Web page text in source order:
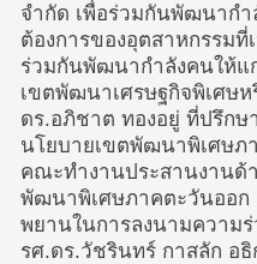
จำกัด เพื่อร่วมกันพัฒนาก
ต้องการของอุตสาหกรรมที่
ร่วมกันพัฒนากำลังคนให้แ
เขตพัฒนาเศรษฐกิจพิเศษ
ดร.อภิชาต ทองอยู่ ที่ปรึกษ
นโยบายเขตพัฒนาพิเศษภ
คณะทำงานประสานงานด้
พัฒนาพิเศษภาคตะวันออก
พยานในการลงนามความ
รศ.ดร.วัชรินทร์ กาสลัก อ